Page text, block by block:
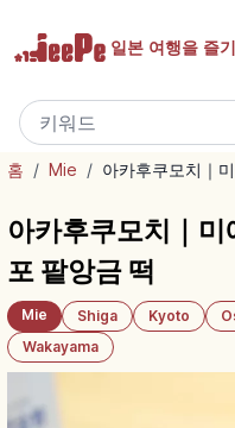
일본 여행을 즐
홈 / Mie / 아카후쿠모치｜
아카후쿠모치｜
포 팥앙금 떡
Mie Shiga Kyoto
Wakayama